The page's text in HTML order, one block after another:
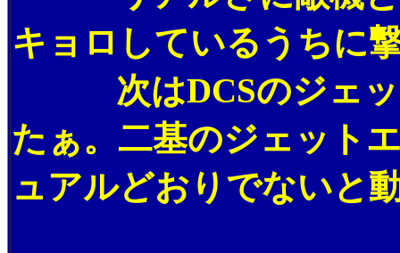
キョロしているうちに
次はDCSのジェッ
たぁ。二基のジェット
ュアルどおりでないと